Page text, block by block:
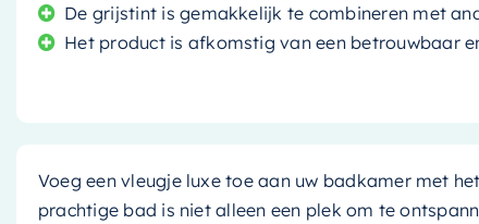
De grijstint is gemakkelijk te combineren met
Het product is afkomstig van een betrouwbaar
Voeg een vleugje luxe toe aan uw badkamer met het
prachtige bad is niet alleen een plek om te